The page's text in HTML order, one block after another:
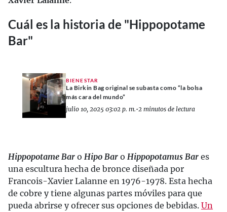
Cuál es la historia de "Hippopotame
Bar"
BIENESTAR
La Birkin Bag original se subasta como “la bolsa
más cara del mundo”
julio 10, 2025 03:02 p. m.•2 minutos de lectura
Hippopotame Bar o Hipo Bar o Hippopotamus Bar es
una escultura hecha de bronce diseñada por
Francois-Xavier Lalanne en 1976-1978. Esta hecha
de cobre y tiene algunas partes móviles para que
pueda abrirse y ofrecer sus opciones de bebidas. Un